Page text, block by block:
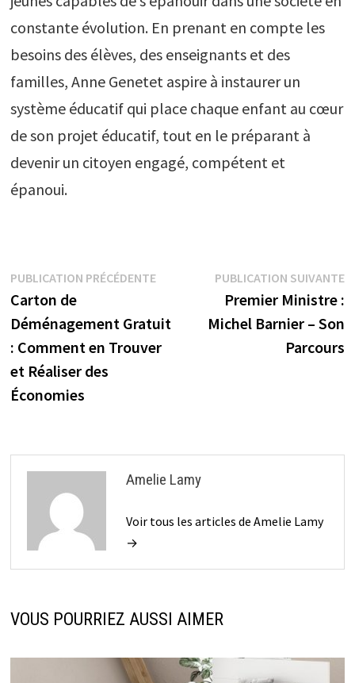
constante évolution. En prenant en compte les
besoins des élèves, des enseignants et des
familles, Anne Genetet aspire à instaurer un
système éducatif qui place chaque enfant au cœur
de son projet éducatif, tout en le préparant à
devenir un citoyen engagé, compétent et
épanoui.
Navigation
de
l’article
PUBLICATION PRÉCÉDENTEPublication
précédente :
Carton de
Déménagement Gratuit
: Comment en Trouver
et Réaliser des
Économies
PUBLICATION SUIVANTE
Premier Ministre :
Michel Barnier – Son
Parcours
Amelie Lamy
Voir tous les articles de Amelie Lamy
→
VOUS POURRIEZ AUSSI AIMER